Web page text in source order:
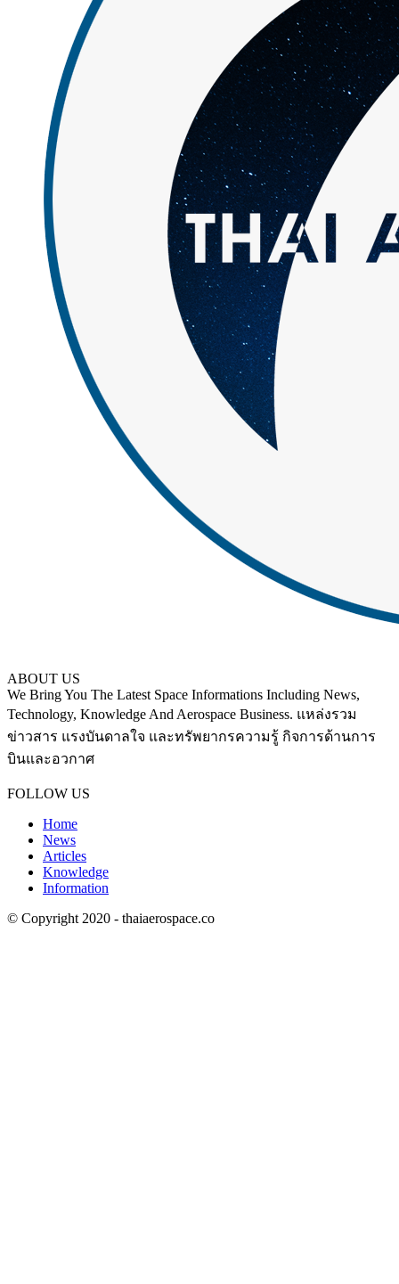
ABOUT US
We Bring You The Latest Space Informations Including News,
Technology, Knowledge And Aerospace Business. แหล่งรวม
ข่าวสาร แรงบันดาลใจ และทรัพยากรความรู้ กิจการด้านการ
บินและอวกาศ
FOLLOW US
Home
News
Articles
Knowledge
Information
© Copyright 2020 - thaiaerospace.co